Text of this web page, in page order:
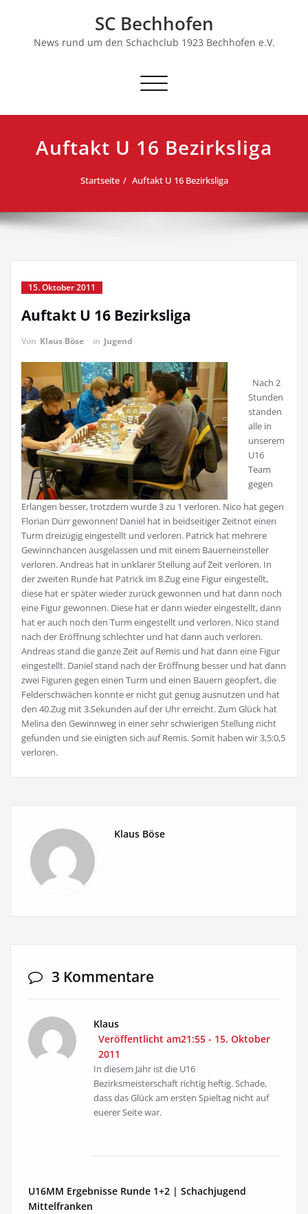
SC Bechhofen
News rund um den Schachclub 1923 Bechhofen e.V.
Schalte
Auftakt U 16 Bezirksliga
Startseite Auftakt U 16 Bezirksliga
15. Oktober 2011
Auftakt U 16 Bezirksliga
Von Klaus Böse in Jugend
Nach 2
Stunden
standen
alle in
unserem
U16
Team
gegen
Erlangen besser, trotzdem wurde 3 zu 1 verloren. Nico hat gegen
Florian Dürr gewonnen! Daniel hat in beidseitiger Zeitnot einen
Turm dreizügig eingestellt und verloren. Patrick hat mehrere
Gewinnchancen ausgelassen und mit einem Bauerneinsteller
verloren. Andreas hat in unklarer Stellung auf Zeit verloren. In
der zweiten Runde hat Patrick im 8.Zug eine Figur eingestellt,
diese hat er später wieder zurück gewonnen und hat dann noch
eine Figur gewonnen. Diese hat er dann wieder eingestellt, dann
hat er auch noch den Turm eingestellt und verloren. Nico stand
nach der Eröffnung schlechter und hat dann auch verloren.
Andreas stand die ganze Zeit auf Remis und hat dann eine Figur
eingestellt. Daniel stand nach der Eröffnung besser und hat dann
zwei Figuren gegen einen Turm und einen Bauern geopfert, die
Felderschwächen konnte er nicht gut genug ausnutzen und hat
den 40.Zug mit 3.Sekunden auf der Uhr erreicht. Zum Glück hat
Melina den Gewinnweg in einer sehr schwierigen Stellung nicht
gefunden und sie einigten sich auf Remis. Somit haben wir 3,5:0,5
verloren.
Klaus Böse
3 Kommentare
Klaus
Veröffentlicht am21:55 - 15. Oktober
2011
In diesem Jahr ist die U16
Bezirksmeisterschaft richtig heftig. Schade,
dass das Glück am ersten Spieltag nicht auf
euerer Seite war.
U16MM Ergebnisse Runde 1+2 | Schachjugend
Mittelfranken